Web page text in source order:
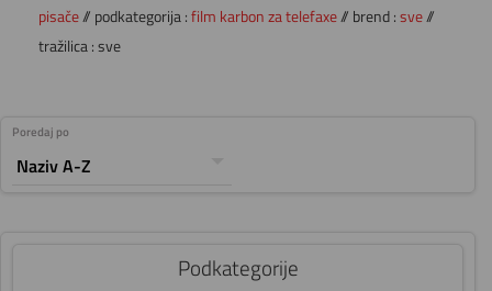
pisače// podkategorija : film karbon za telefaxe// brend : sve//
tražilica : sve
Poredaj po
Podkategorije